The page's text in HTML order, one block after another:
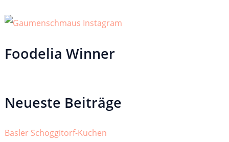
Foodelia Winner
Neueste Beiträge
Basler Schoggitorf-Kuchen